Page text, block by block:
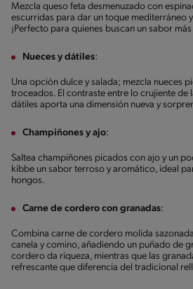
Mezcla queso feta desmenuzado con
escurridas para dar un toque mediterráneo
¡Perfecto para quienes buscan un sabor más
Nueces y dátiles:
Una opción dulce y salada; mezcla nueces
troceados. El contraste entre lo crujiente de
dátiles aporta una dimensión nueva y
Champiñones y ajo:
Saltea champiñones picados con ajo y un
kibbe un sabor terroso y aromático, ideal
hongos.
Carne de cordero con granadas:
Combina carne de cordero molida
canela y comino, añadiendo un puñado de
cordero da riqueza, mientras que las
refrescante que diferencia del tradicional